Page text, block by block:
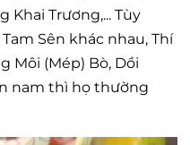
Khai Trương,... Tùy
Sên khác nhau, Thí
Môi (Mép) Bò, Dồi
nam thì họ thường